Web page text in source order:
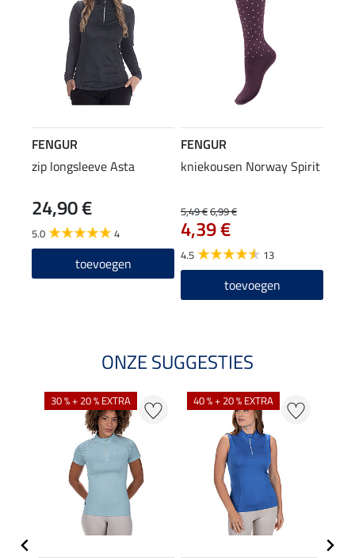
FENGUR
zip longsleeve Asta
24,90 €
5.0 4
toevoegen
FENGUR
kniekousen Norway Spirit
5,49 €6,99 €
4,39 €
4.5 13
toevoegen
ONZE SUGGESTIES
30 % + 20 % EXTRA 40 % + 20 % EXTRA